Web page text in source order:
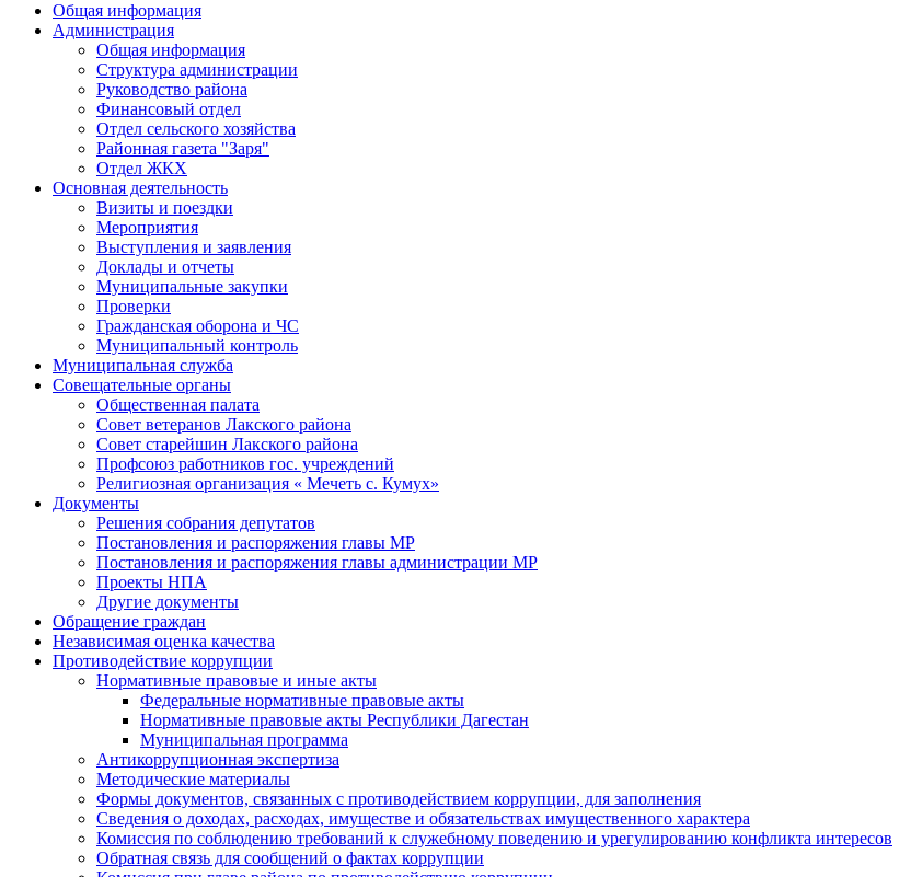
Общая информация
Администрация
Общая информация
Структура администрации
Руководство района
Финансовый отдел
Отдел сельского хозяйства
Районная газета "Заря"
Отдел ЖКХ
Основная деятельность
Визиты и поездки
Мероприятия
Выступления и заявления
Доклады и отчеты
Муниципальные закупки
Проверки
Гражданская оборона и ЧС
Муниципальный контроль
Муниципальная служба
Совещательные органы
Общественная палата
Совет ветеранов Лакского района
Совет старейшин Лакского района
Профсоюз работников гос. учреждений
Религиозная организация « Мечеть с. Кумух»
Документы
Решения собрания депутатов
Постановления и распоряжения главы МР
Постановления и распоряжения главы администрации МР
Проекты НПА
Другие документы
Обращение граждан
Независимая оценка качества
Противодействие коррупции
Нормативные правовые и иные акты
Федеральные нормативные правовые акты
Нормативные правовые акты Республики Дагестан
Муниципальная программа
Антикоррупционная экспертиза
Методические материалы
Формы документов, связанных с противодействием коррупции, для заполнения
Сведения о доходах, расходах, имуществе и обязательствах имущественного характера
Комиссия по соблюдению требований к служебному поведению и урегулированию конфликта интересов
Обратная связь для сообщений о фактах коррупции